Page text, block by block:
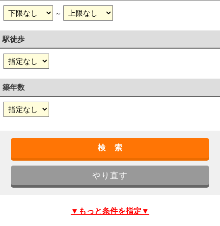
～
駅徒歩
築年数
▼もっと条件を指定▼